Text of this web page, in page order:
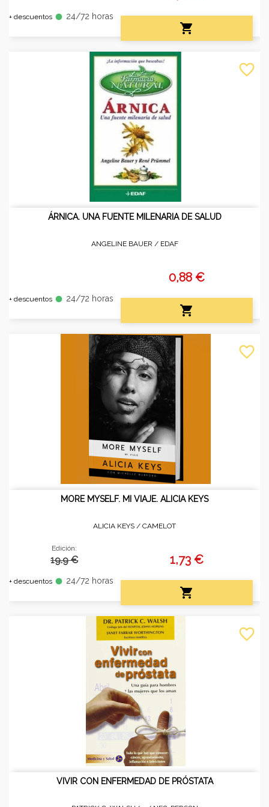
+ descuentos fiber_manual_record 24/72 horas

ÁRNICA. UNA FUENTE MILENARIA DE SALUD
ANGELINE BAUER / EDAF
+ descuentos fiber_manual_record 24/72 horas
0,88 €

favorite_border
MORE MYSELF. MI VIAJE. ALICIA KEYS
ALICIA KEYS / CAMELOT
Edición:
19.9 €
+ descuentos fiber_manual_record 24/72 horas
1,73 €

favorite_border
VIVIR CON ENFERMEDAD DE PRÓSTATA
favorite_border